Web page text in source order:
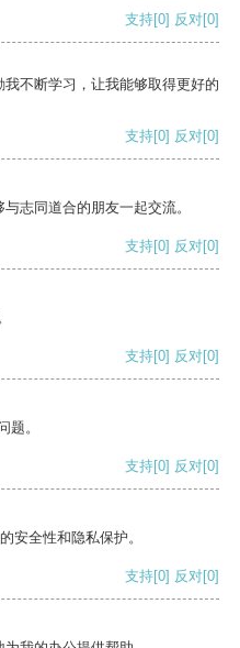
支持[0] 反对[0]
不断学习，让我能够取得更好的
支持[0] 反对[0]
志同道合的朋友一起交流。
支持[0] 反对[0]
支持[0] 反对[0]
题。
支持[0] 反对[0]
安全性和隐私保护。
支持[0] 反对[0]